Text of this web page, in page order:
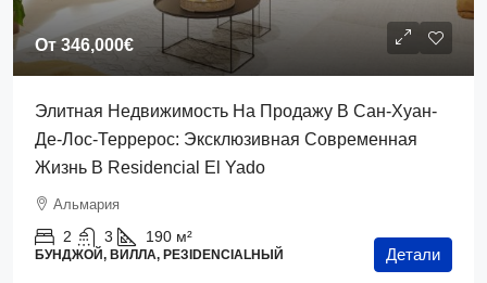
От346,000€
Элитная Недвижимость На Продажу В Сан-Хуан-
Де-Лос-Террерос: Эксклюзивная Современная
Жизнь В Residencial El Yado
Альмария
2 3 190 м²
БУНДЖОЙ, ВИЛЛА, РЕЗIDENCIALНЫЙ Детали